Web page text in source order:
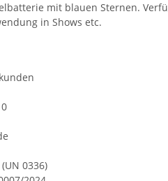
mit blauen Sternen.
in Shows etc.
0336)